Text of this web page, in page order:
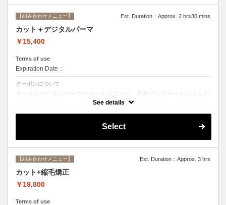
【組み合わせメニュー】 Est. Duration：Approx. 2 hrs30 mins
カット＋デジタルパーマ
￥15,400
Terms of use
Expiration Date：
クーポンについて
カットとデジタルパーマのセットメニュー。毛先ワンカールからふんわ
りルーズなカールまで大きめしっかりカール♪シャンプー・ブロー込
See details
Select
【組み合わせメニュー】 Est. Duration：Approx. 3 hrs
カット+縮毛矯正
￥19,800
Terms of use